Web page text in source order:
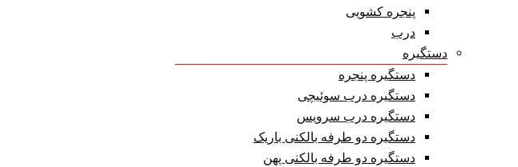
پنجره کشویی
درب
دستگیره
دستگیره پنجره
دستگیره درب سوئیچی
دستگیره درب سرویس
دستگیره دو طرفه بالکنی باریک
دستگیره دو طرفه بالکنی پهن